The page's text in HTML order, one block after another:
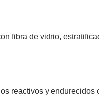
fibra de vidrio,
reactivos y